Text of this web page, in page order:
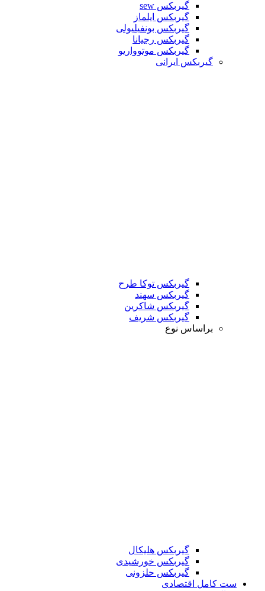
گیربکس sew
گیربکس ایلماز
گیربکس بونفیلیولی
گیربکس رجیانا
گیربکس موتوواریو
گیربکس ایرانی
گیربکس توکا طرح
گیربکس سهند
گیربکس شاکرین
گیربکس شریف
براساس نوع
گیربکس هلیکال
گیربکس خورشیدی
گیربکس حلزونی
ست کامل اقتصادی